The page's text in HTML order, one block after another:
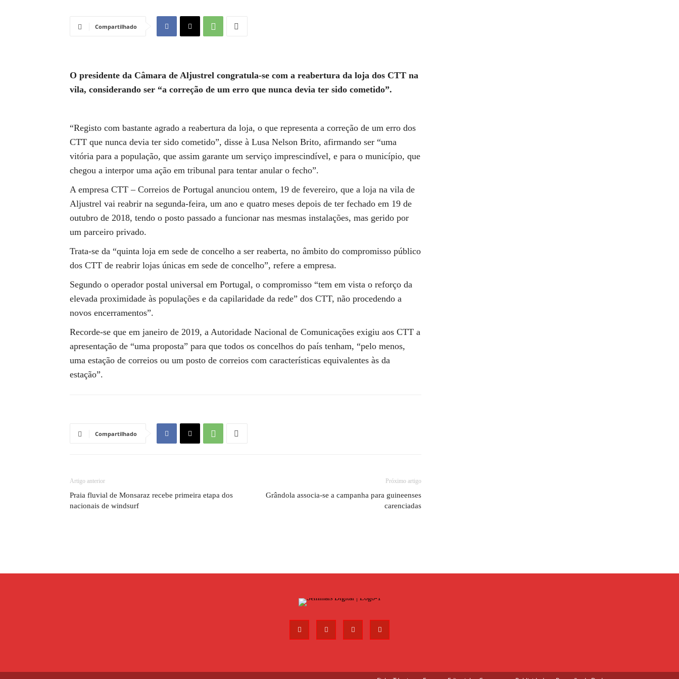
Compartilhado
O presidente da Câmara de Aljustrel congratula-se com a reabertura da loja dos CTT na
vila, considerando ser “a correção de um erro que nunca devia ter sido cometido”.
“Registo com bastante agrado a reabertura da loja, o que representa a correção de um erro dos
CTT que nunca devia ter sido cometido”, disse à Lusa Nelson Brito, afirmando ser “uma
vitória para a população, que assim garante um serviço imprescindível, e para o município, que
chegou a interpor uma ação em tribunal para tentar anular o fecho”.
A empresa CTT – Correios de Portugal anunciou ontem, 19 de fevereiro, que a loja na vila de
Aljustrel vai reabrir na segunda-feira, um ano e quatro meses depois de ter fechado em 19 de
outubro de 2018, tendo o posto passado a funcionar nas mesmas instalações, mas gerido por
um parceiro privado.
Trata-se da “quinta loja em sede de concelho a ser reaberta, no âmbito do compromisso público
dos CTT de reabrir lojas únicas em sede de concelho”, refere a empresa.
Segundo o operador postal universal em Portugal, o compromisso “tem em vista o reforço da
elevada proximidade às populações e da capilaridade da rede” dos CTT, não procedendo a
novos encerramentos”.
Recorde-se que em janeiro de 2019, a Autoridade Nacional de Comunicações exigiu aos CTT a
apresentação de “uma proposta” para que todos os concelhos do país tenham, “pelo menos,
uma estação de correios ou um posto de correios com características equivalentes às da
estação”.
Compartilhado
Artigo anterior
Praia fluvial de Monsaraz recebe primeira etapa dos
nacionais de windsurf
Próximo artigo
Grândola associa-se a campanha para guineenses
carenciadas